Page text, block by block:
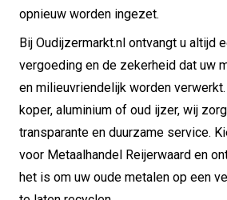
opnieuw worden ingezet.
Bij Oudijzermarkt.nl ontvangt u altijd
vergoeding en de zekerheid dat uw
en milieuvriendelijk worden
koper, aluminium of oud ijzer, wij
transparante en duurzame service.
voor Metaalhandel Reijerwaard en
het is om uw oude metalen op een